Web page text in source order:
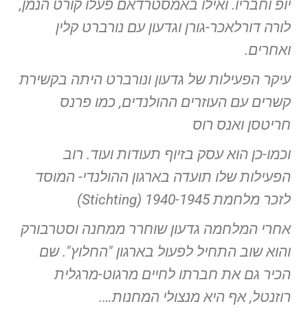
יופ וחבריו. ואילו באמסטרדאם פעלו קורט הנמן,
לורה דורלאכר-גורן וגדעון עם נורברט קלין
ואחרים.
עיקר הפעילות של גדעון ונורברט היתה בקשירת
קשרים עם העוזרים ההולנדים, כמו פרנס
חריטסן ואנס רוס
וכמו-כן הוא עסק בזיוף תעודות ועוד. רוב
הפעילות שלו תועדה בארגון ההולנדי- המוסד
לזכר מלחמת 1940-1945 (Stichting)
אחרי המלחמה גדעון שוחרר ממחנה וסטרבורק
והוא שוב התחיל לפעול בארגון "החלוץ". שם
הכיר גם את חברתו לחיים מרגוט-מרגלית
רוזנטל, אף היא מנצולי המחנות….